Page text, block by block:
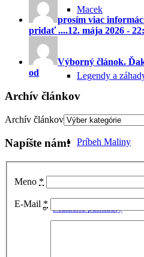
Macek
Legendy a
Príbeh Maliny
Malacké pamiatky
prosím viac
pridať ....12. mája 2026 -
Výborný článok.
od
Archív článkov
Archív článkov
Napíšte nám!
Meno *
E-Mail *